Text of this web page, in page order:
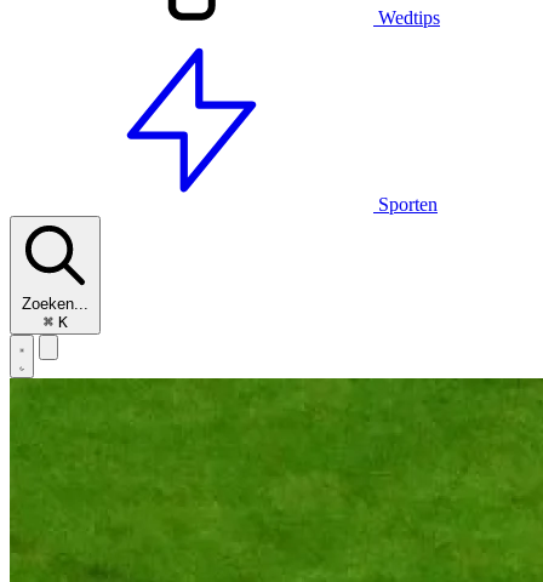
Wedtips
Sporten
Zoeken...
⌘ K